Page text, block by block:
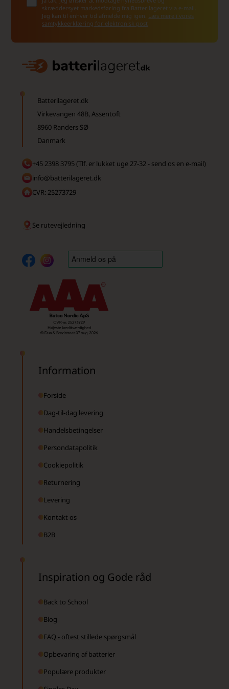
skræddersyet markedsføring fra Batterilageret via e-mail.
Jeg kan til enhver tid afmelde mig igen. Læs mere i vores
samtykkeerklæring for elektronisk post
Batterilageret.dk
Virkevangen 48B, Assentoft
8960 Randers SØ
Danmark
+45 2398 3795 (Tlf. er lukket uge 27-32 - send os en e-mail)
info@batterilageret.dk
CVR: 25273729
Se rutevejledning
Information
Forside
Dag-til-dag levering
Handelsbetingelser
Persondatapolitik
Cookiepolitik
Returnering
Levering
Kontakt os
B2B
Inspiration og Gode råd
Back to School
Blog
FAQ - oftest stillede spørgsmål
Opbevaring af batterier
Populære produkter